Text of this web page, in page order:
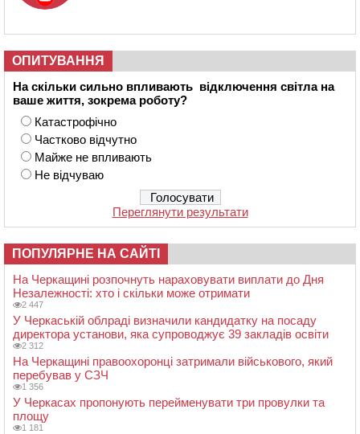
ОПИТУВАННЯ
На скільки сильно впливають відключення світла на
ваше життя, зокрема роботу?
Катастрофічно
Частково відчутно
Майже не впливають
Не відчуваю
Переглянути результати
ПОПУЛЯРНЕ НА САЙТІ
На Черкащині розпочнуть нараховувати виплати до Дня
Незалежності: хто і скільки може отримати
2 447
У Черкаській облраді визначили кандидатку на посаду
директора установи, яка супроводжує 39 закладів освіти
2 312
На Черкащині правоохоронці затримали військового, який
перебував у СЗЧ
1 356
У Черкасах пропонують перейменувати три провулки та
площу
1 181